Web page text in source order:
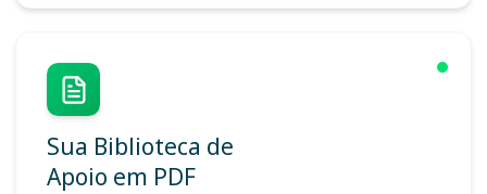
Sua Biblioteca de
Apoio em PDF